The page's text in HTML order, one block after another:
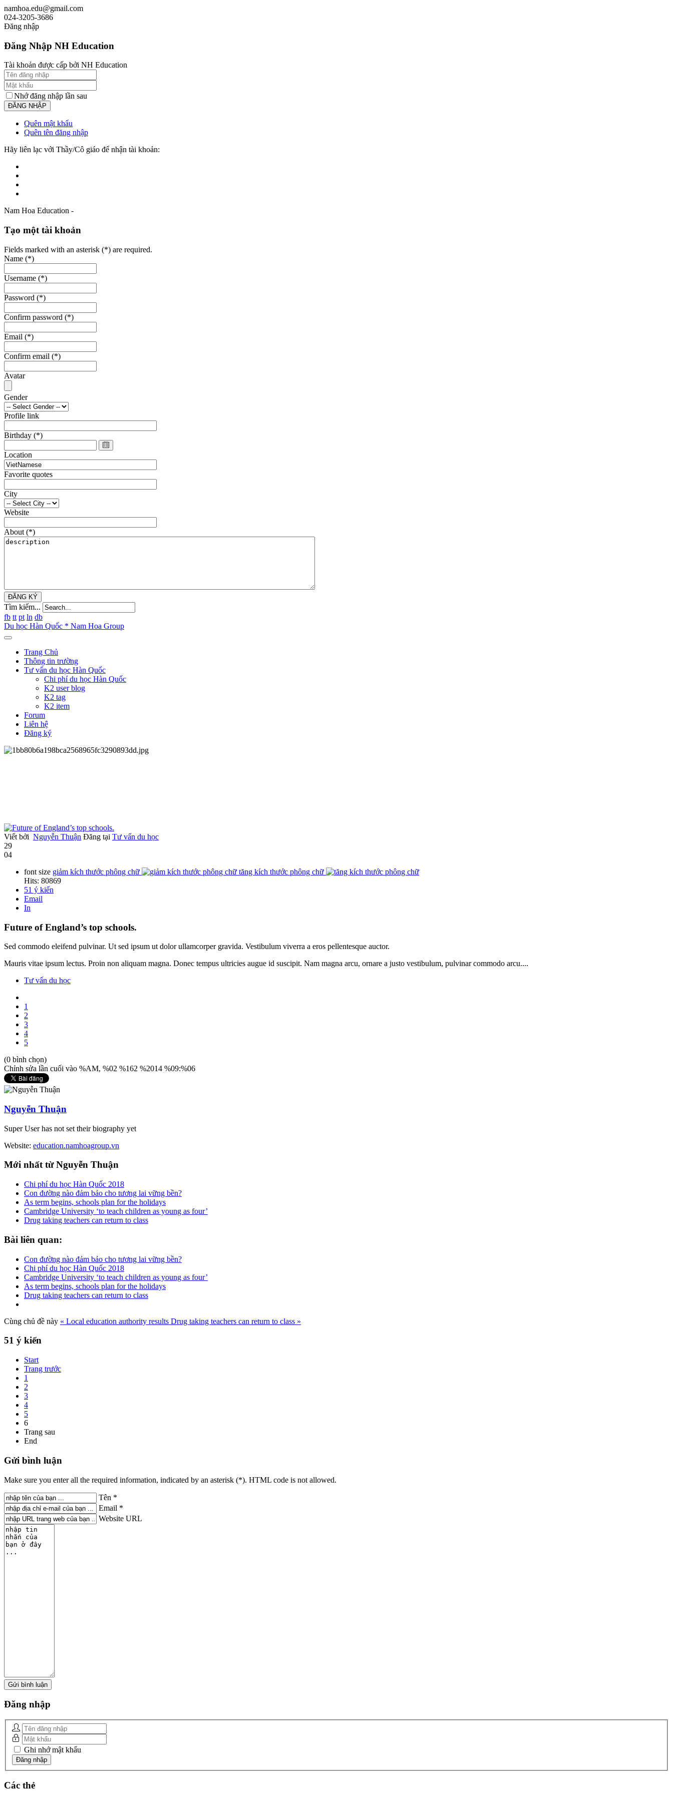
namhoa.edu@gmail.com
024-3205-3686
Đăng nhập
Đăng Nhập NH Education
Tài khoản được cấp bởi NH Education
Nhớ đăng nhập lần sau
Quên mật khẩu
Quên tên đăng nhập
Hãy liên lạc với Thầy/Cô giáo để nhận tài khoản:
Nam Hoa Education -
Tạo một tài khoản
Fields marked with an asterisk (*) are required.
Name (*)
Username (*)
Password (*)
Confirm password (*)
Email (*)
Confirm email (*)
Avatar
Gender
Profile link
Birthday (*)
Location
Favorite quotes
City
Website
About (*)
ĐĂNG KÝ
Tìm kiếm...
fb tt pt ln db
Du học Hàn Quốc * Nam Hoa Group
Trang Chủ
Thông tin trường
Tư vấn du học Hàn Quốc
Chi phí du học Hàn Quốc
K2 user blog
K2 tag
K2 item
Forum
Liên hệ
Đăng ký
Viết bởi Nguyễn Thuận Đăng tại Tư vấn du học
29
04
font size giảm kích thước phông chữ
tăng kích thước phông chữ
Hits: 80869
51 ý kiến
Email
In
Future of England’s top schools.
Sed commodo eleifend pulvinar. Ut sed ipsum ut dolor ullamcorper gravida. Vestibulum viverra a eros pellentesque auctor.
Mauris vitae ipsum lectus. Proin non aliquam magna. Donec tempus ultricies augue id suscipit. Nam magna arcu, ornare a justo vestibulum, pulvinar commodo arcu....
Tư vấn du học
1
2
3
4
5
(0 bình chọn)
Chỉnh sửa lần cuối vào %AM, %02 %162 %2014 %09:%06
Nguyễn Thuận
Super User has not set their biography yet
Website: education.namhoagroup.vn
Mới nhất từ Nguyễn Thuận
Chi phí du học Hàn Quốc 2018
Con đường nào đảm bảo cho tương lai vững bền?
As term begins, schools plan for the holidays
Cambridge University ‘to teach children as young as four’
Drug taking teachers can return to class
Bài liên quan:
Con đường nào đảm bảo cho tương lai vững bền?
Chi phí du học Hàn Quốc 2018
Cambridge University ‘to teach children as young as four’
As term begins, schools plan for the holidays
Drug taking teachers can return to class
Cùng chủ đề này « Local education authority results Drug taking teachers can return to class »
51 ý kiến
Start
Trang trước
1
2
3
4
5
6
Trang sau
End
Gửi bình luận
Make sure you enter all the required information, indicated by an asterisk (*). HTML code is not allowed.
Tên *
Email *
Website URL
Đăng nhập
Ghi nhớ mật khẩu
Các thẻ